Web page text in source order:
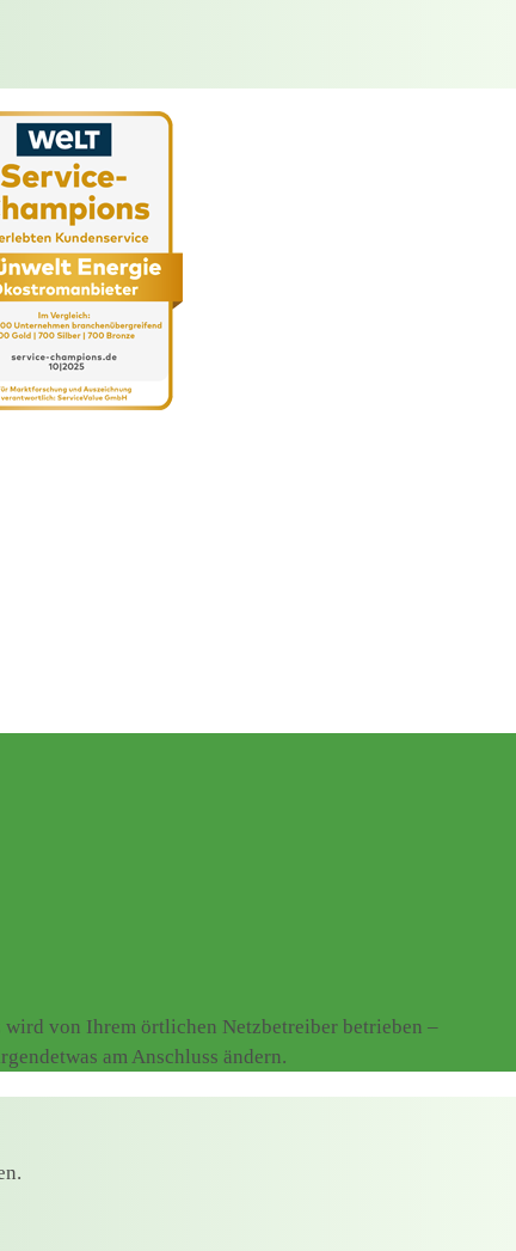
von Ihrem örtlichen Netzbetreiber betrieben –
am Anschluss ändern.